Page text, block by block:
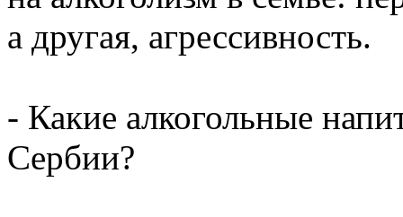
а другая, агрессивность.
- Какие алкогольные
Сербии?